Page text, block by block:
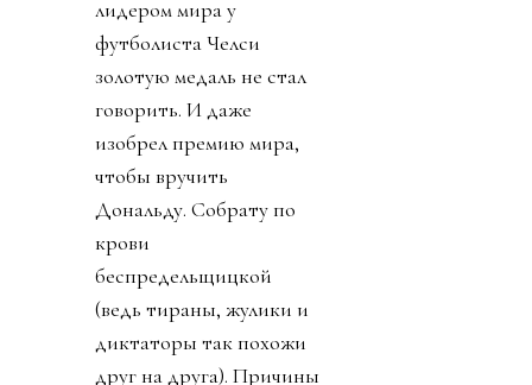
лидером мира у
футболиста Челси
золотую медаль не стал
говорить. И даже
изобрел премию мира,
чтобы вручить
Дональду. Собрату по
крови
беспредельщицкой
(ведь тираны, жулики и
диктаторы так похожи
друг на друга). Причины